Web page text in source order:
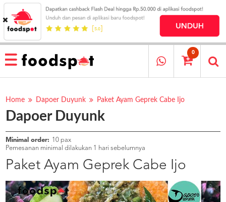
HOME
MENU
RESTAURANT
PESAN
OUR
COMPANY
KATA
MEREKA
KATALOG
LOYALTY
PROGRAM
0
Home Dapoer Duyunk Paket Ayam Geprek Cabe Ijo
Dapoer Duyunk
Minimal order: 10 pax
Pemesanan minimal dilakukan 1 hari sebelumnya
Paket Ayam Geprek Cabe Ijo